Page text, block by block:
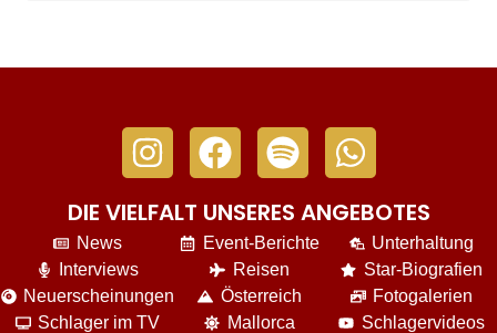
DIE VIELFALT UNSERES ANGEBOTES
News
Interviews
Neuerscheinungen
Schlager im TV
Event-Berichte
Reisen
Österreich
Mallorca
Unterhaltung
Star-Biografien
Fotogalerien
Schlagervideos